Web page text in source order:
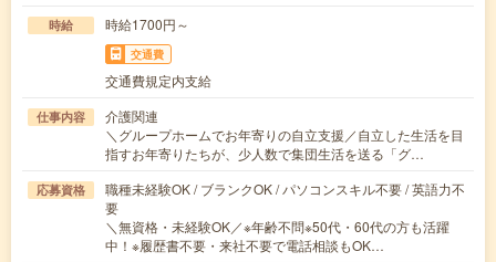
時給 時給1700円～
交通費
交通費規定内支給
仕事内容
介護関連
＼グループホームでお年寄りの自立支援／自立した生活を目
指すお年寄りたちが、少人数で集団生活を送る「グ…
応募資格
職種未経験OK / ブランクOK / パソコンスキル不要 / 英語力不
要
＼無資格・未経験OK／※年齢不問※50代・60代の方も活躍
中！※履歴書不要・来社不要で電話相談もOK…